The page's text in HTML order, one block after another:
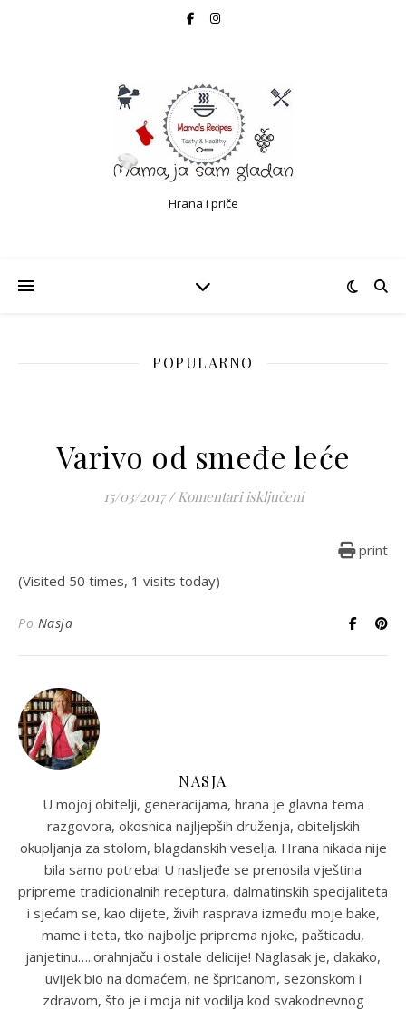
Hrana i priče
POPULARNO
Varivo od smeđe leće
15/03/2017 / Komentari isključeniza Varivo od
print
(Visited 50 times, 1 visits today)
Po Nasja
NASJA
U mojoj obitelji, generacijama, hrana je glavna tema
razgovora, okosnica najljepših druženja, obiteljskih
okupljanja za stolom, blagdanskih veselja. Hrana nikada nije
bila samo potreba! U nasljeđe se prenosila vještina
pripreme tradicionalnih receptura, dalmatinskih specijaliteta
i sjećam se, kao dijete, živih rasprava između moje bake,
mame i teta, tko najbolje priprema njoke, pašticadu,
janjetinu…..orahnjaču i ostale delicije! Naglasak je, dakako,
uvijek bio na domaćem, ne špricanom, sezonskom i
zdravom, što je i moja nit vodilja kod svakodnevnog